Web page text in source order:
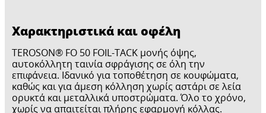
Χαρακτηριστικά και οφέλη
TEROSON® FO 50 FOIL-TACK μονής όψης,
αυτοκόλλητη ταινία σφράγισης σε όλη την
επιφάνεια. Ιδανικό για τοποθέτηση σε κουφώματα,
καθώς και για άμεση κόλληση χωρίς αστάρι σε λεία
ορυκτά και μεταλλικά υποστρώματα. Όλο το χρόνο,
χωρίς να απαιτείται πλήρης εφαρμογή κόλλας.